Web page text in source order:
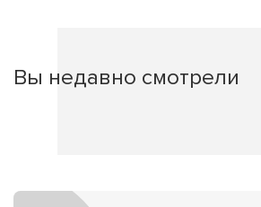
Вы недавно смотрели